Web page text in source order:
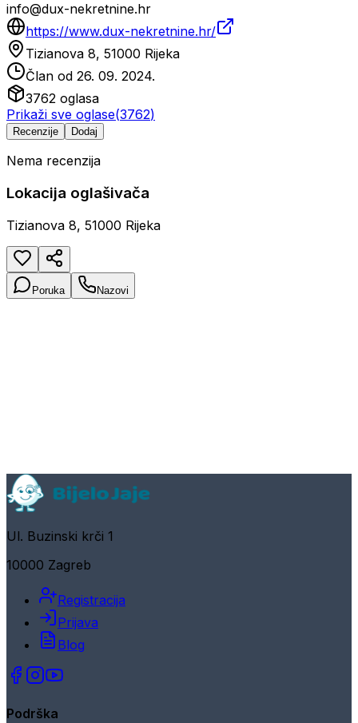
info@dux-nekretnine.hr
https://www.dux-nekretnine.hr/
Tizianova 8, 51000 Rijeka
Član od 26. 09. 2024.
3762 oglasa
Prikaži sve oglase(3762)
Recenzije Dodaj
Nema recenzija
Lokacija oglašivača
Tizianova 8, 51000 Rijeka
Poruka Nazovi
Ul. Buzinski krči 1
10000 Zagreb
Registracija
Prijava
Blog
Podrška